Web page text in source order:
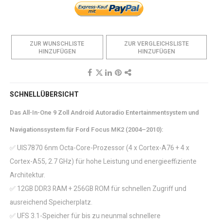
ZUR WUNSCHLISTE
HINZUFÜGEN
ZUR VERGLEICHSLISTE
HINZUFÜGEN
SCHNELLÜBERSICHT
Das All-In-One 9 Zoll Android Autoradio Entertainmentsystem und
Navigationssystem für Ford Focus MK2 (2004–2010):
✅ UIS7870 6nm Octa-Core-Prozessor (4 x Cortex-A76 + 4 x
Cortex-A55, 2.7 GHz) für hohe Leistung und energieeffiziente
Architektur.
✅ 12GB DDR3 RAM + 256GB ROM für schnellen Zugriff und
ausreichend Speicherplatz.
✅ UFS 3.1-Speicher für bis zu neunmal schnellere